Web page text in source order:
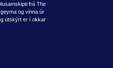
frá The
og vinna úr
útskýrt er í okkar